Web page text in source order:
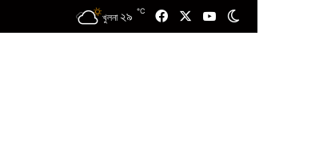
খুলনা ২৯ ℃ FacebookYouTube